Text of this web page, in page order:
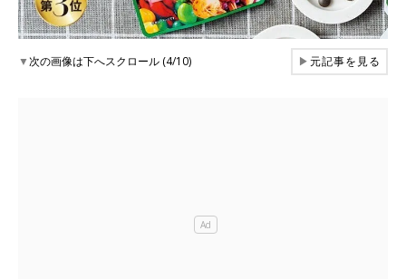
▼次の画像は下へスクロール (4/10) ▶元記事を見る